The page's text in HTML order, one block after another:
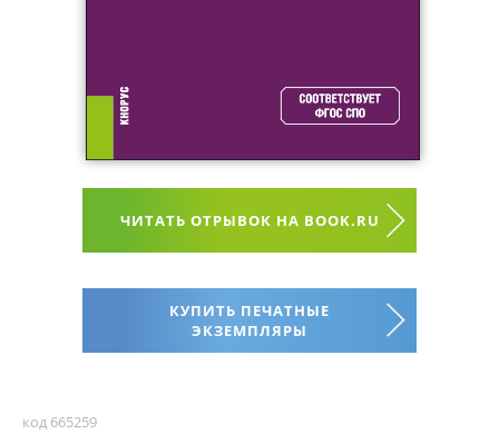
ЧИТАТЬ ОТРЫВОК НА BOOK.RU
КУПИТЬ ПЕЧАТНЫЕ
ЭКЗЕМПЛЯРЫ
код 665259